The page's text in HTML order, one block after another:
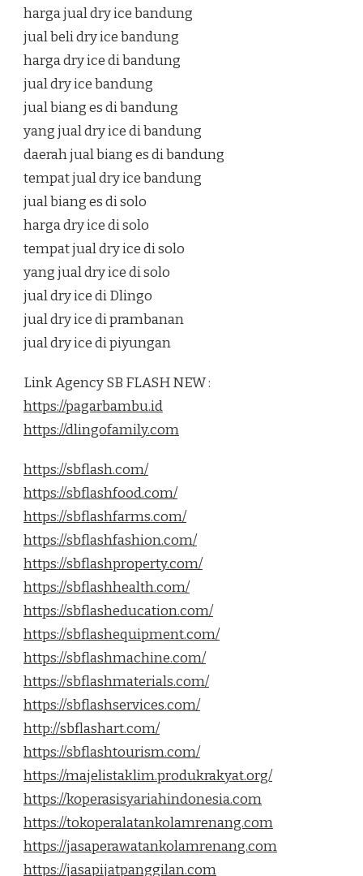
harga jual dry ice bandung
jual beli dry ice bandung
harga dry ice di bandung
jual dry ice bandung
jual biang es di bandung
yang jual dry ice di bandung
daerah jual biang es di bandung
tempat jual dry ice bandung
jual biang es di solo
harga dry ice di solo
tempat jual dry ice di solo
yang jual dry ice di solo
jual dry ice di Dlingo
jual dry ice di prambanan
jual dry ice di piyungan
Link Agency SB FLASH NEW :
https://pagarbambu.id
https://dlingofamily.com
https://sbflash.com/
https://sbflashfood.com/
https://sbflashfarms.com/
https://sbflashfashion.com/
https://sbflashproperty.com/
https://sbflashhealth.com/
https://sbflasheducation.com/
https://sbflashequipment.com/
https://sbflashmachine.com/
https://sbflashmaterials.com/
https://sbflashservices.com/
http://sbflashart.com/
https://sbflashtourism.com/
https://majelistaklim.produkrakyat.org/
https://koperasisyariahindonesia.com
https://tokoperalatankolamrenang.com
https://jasaperawatankolamrenang.com
https://jasapijatpanggilan.com